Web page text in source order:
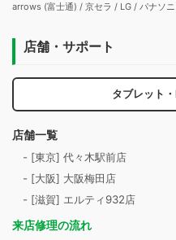
arrows (富士通) / 京セラ / LG / パナソ
店舗・サポート
タブレット
店舗一覧
- [東京] 代々木駅前店
- [大阪] 大阪梅田店
- [滋賀] エルティ932店
来店修理の流れ